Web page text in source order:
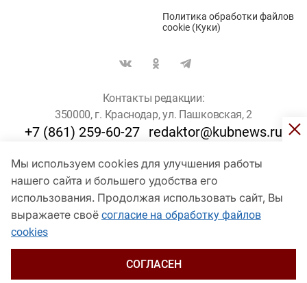
Мы используем cookies для улучшения работы
нашего сайта и большего удобства его
использования. Продолжая использовать сайт, Вы
выражаете своё согласие на обработку файлов
cookies
СОГЛАСЕН
Политика обработки файлов
cookie (Куки)
Контакты редакции:
350000, г. Краснодар, ул. Пашковская, 2
+7 (861) 259-60-27 redaktor@kubnews.ru
Для пользователей старше 16 лет
© Кубанские Новости, 2017
Сетевое издание «kubnews» зарегистрировано Федеральной
службой по надзору в сфере связи, информационных технологий
и массовых коммуникаций (Роскомнадзор). Регистрационный
Пашковская, 2). Главный редактор – Филиппов О. Ю.